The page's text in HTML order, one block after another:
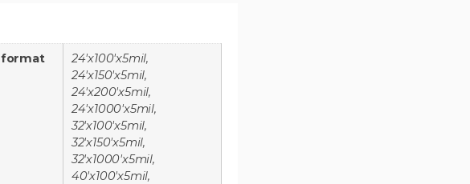
format
24'x100'x5mil,
24'x150'x5mil,
24'x200'x5mil,
24'x1000'x5mil,
32'x100'x5mil,
32'x150'x5mil,
32'x1000'x5mil,
40'x100'x5mil,